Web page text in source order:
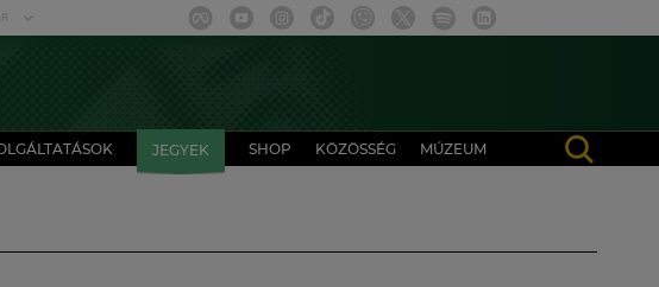
JEGYEK SHOP KÖZÖSSÉG MÚZEUM